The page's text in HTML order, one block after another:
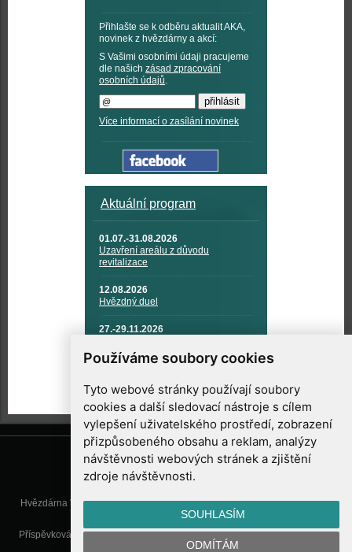
Používáme soubory cookies
Tyto webové stránky používají soubory
cookies a další sledovací nástroje s cílem
vylepšení uživatelského prostředí, zobrazení
přizpůsobeného obsahu a reklam, analýzy
návštěvnosti webových stránek a zjištění
zdroje návštěvnosti.
SOUHLASÍM
ODMÍTÁM
Přihlašte se k odběru aktualit AKA,
novinek z hvězdárny a akcí:
S Vašimi osobními údaji pracujeme
dle našich zásad zpracování
osobních údajů.
Více informací o zasílání novinek
Aktuální program
01.07.-31.08.2026
Uzavření areálu z důvodu
revitalizace
12.08.2026
Hvězdný duel
27.-29.11.2026
TECHNIKA A KOSMICKÉ
TECHNOLOGIE
Hvězdárna Valašské Meziříčí, příspěvková organizace, Vsetínská 78, 757
01 Valašské Meziříčí
Příspěvková organizace Zlínského kraje. Telefon:571 611 928, Mobil:777